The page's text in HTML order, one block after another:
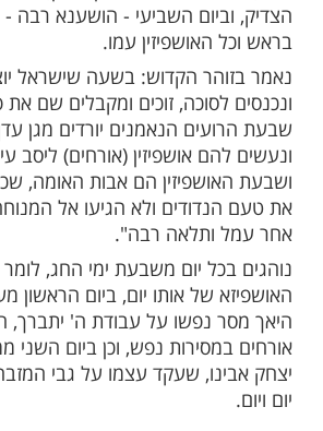
הם האורחים שאנו מארחים
אברהם אבינו בראש וכל
נכנס יצחק אבינו בראש וכל
נכנס יעקב אבינו, ביום
החמישי - אהרון הכהן, ביום
השביעי - הושענא רבה -
עמו.
הקדוש: בשעה שישראל
זוכים ומקבלים שם את פני
הנאמנים יורדים מגן עדן